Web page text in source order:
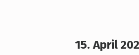
15. April